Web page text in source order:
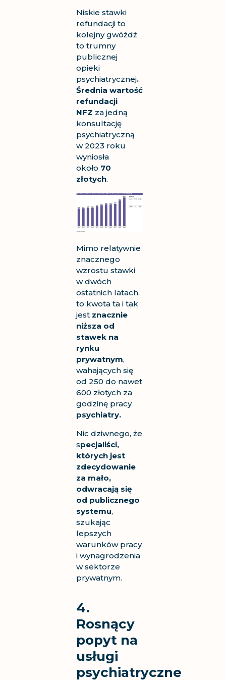
Niskie stawki
refundacji to
kolejny gwóźdź
to trumny
publicznej
opieki
psychiatrycznej.
Średnia wartość
refundacji
NFZ za jedną
konsultację
psychiatryczną
w 2023 roku
wyniosła
około 70
złotych.
Mimo relatywnie
znacznego
wzrostu stawki
w dwóch
ostatnich latach,
to kwota ta i tak
jest znacznie
niższa od
stawek na
rynku
prywatnym,
wahających się
od 250 do nawet
600 złotych za
godzinę pracy
psychiatry.
Nic dziwnego, że
specjaliści,
których jest
zdecydowanie
za mało,
odwracają się
od publicznego
systemu,
szukając
lepszych
warunków pracy
i wynagrodzenia
w sektorze
prywatnym.
4.
Rosnący
popyt na
usługi
psychiatryczne